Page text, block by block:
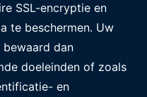
SSL-encryptie en
te beschermen. Uw
dan
doeleinden of zoals
en